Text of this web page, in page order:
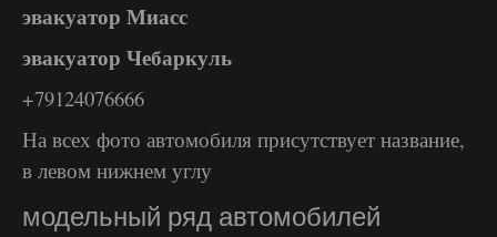
эвакуатор Миасс
эвакуатор Чебаркуль
+79124076666
На всех фото автомобиля присутствует название,
в левом нижнем углу
модельный ряд автомобилей